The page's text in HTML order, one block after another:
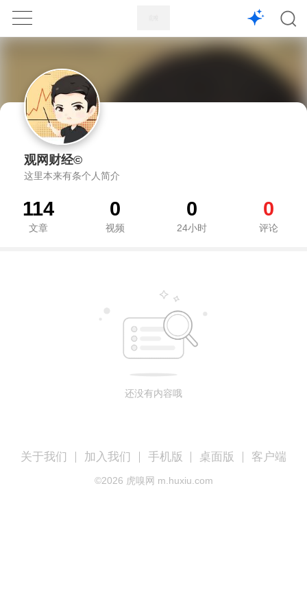
1X
观网财经©
这里本来有条个人简介
114
文章
0
视频
0
24小时
0
评论
还没有内容哦
关于我们 加入我们 手机版 桌面版 客户端
©2026 虎嗅网 m.huxiu.com